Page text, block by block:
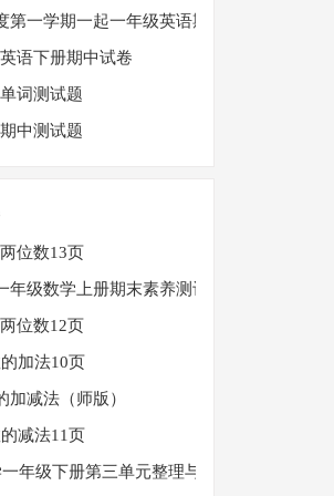
第一学期一起一年级英语期中试卷
语下册期中试卷
词测试题
中测试题
位数13页
年级数学上册期末素养测评卷（考试版A4
位数12页
加法10页
加减法（师版）
减法11页
年级下册第三单元整理与复习（一）练习题